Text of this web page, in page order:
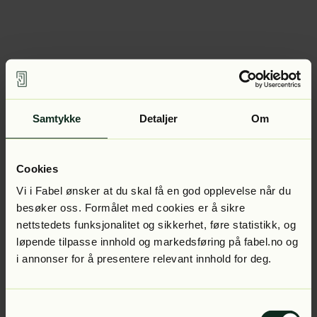
Samtykke Detaljer Om
Cookies
Vi i Fabel ønsker at du skal få en god opplevelse når du
besøker oss. Formålet med cookies er å sikre
nettstedets funksjonalitet og sikkerhet, føre statistikk, og
løpende tilpasse innhold og markedsføring på fabel.no og
i annonser for å presentere relevant innhold for deg.